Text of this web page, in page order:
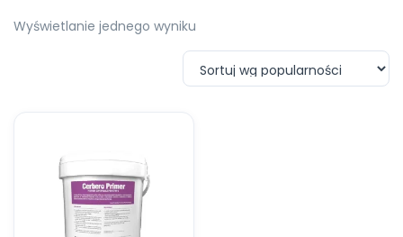
Wyświetlanie jednego wyniku